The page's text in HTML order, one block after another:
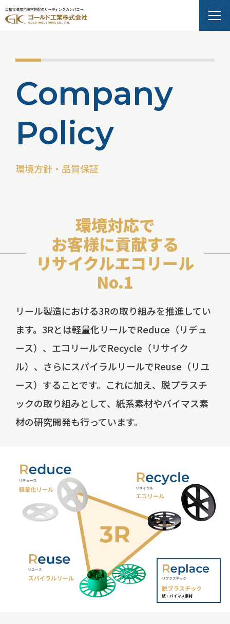
自動実装用包装材開発のリーディングカンパニー
Company
Policy
環境方針・品質保証
環境対応で
お客様に貢献する
リサイクルエコリール
No.1
リール製造における3Rの取り組みを推進してい
ます。3Rとは軽量化リールでReduce（リデュ
ース）、エコリールでRecycle（リサイク
ル）、さらにスパイラルリールでReuse（リユ
ース）することです。これに加え、脱プラスチ
ックの取り組みとして、紙系素材やバイマス素
材の研究開発も行っています。